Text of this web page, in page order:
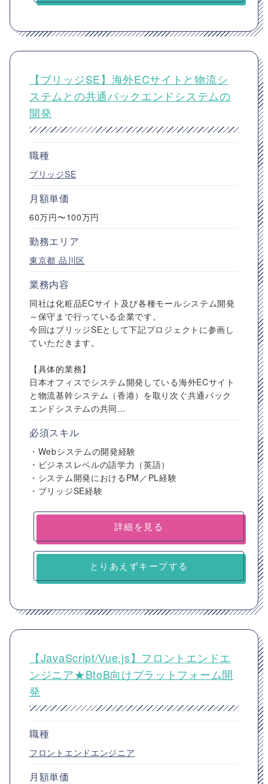
【ブリッジSE】海外ECサイトと物流シ
ステムとの共通バックエンドシステムの
開発
職種
ブリッジSE
月額単価
60万円〜100万円
勤務エリア
東京都 品川区
業務内容
同社は化粧品ECサイト及び各種モールシステム開発
～保守まで行っている企業です。
今回はブリッジSEとして下記プロジェクトに参画し
ていただきます。
【具体的業務】
日本オフィスでシステム開発している海外ECサイト
と物流基幹システム（香港）を取り次ぐ共通バック
エンドシステムの共同...
必須スキル
・Webシステムの開発経験
・ビジネスレベルの語学力（英語）
・システム開発におけるPM／PL経験
・ブリッジSE経験
詳細を見る
とりあえずキープする
【JavaScript/Vue.js】フロントエンドエ
ンジニア★BtoB向けプラットフォーム開
発
職種
フロントエンドエンジニア
月額単価